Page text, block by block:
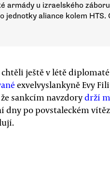
armády u izraelského záboru
jednotky aliance kolem HTS.
ještě v létě
exvelvyslankyně Evy
sankcím navzdorydrží
dny po povstaleckém